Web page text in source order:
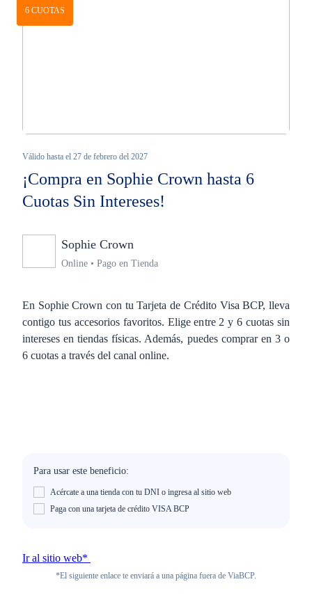
6 CUOTAS
Válido hasta el 27 de febrero del 2027
¡Compra en Sophie Crown hasta 6
Cuotas Sin Intereses!
Sophie Crown
Online • Pago en Tienda
En Sophie Crown con tu Tarjeta de Crédito Visa BCP, lleva
contigo tus accesorios favoritos. Elige entre 2 y 6 cuotas sin
intereses en tiendas físicas. Además, puedes comprar en 3 o
6 cuotas a través del canal online.
Para usar este beneficio:
Acércate a una tienda con tu DNI o ingresa al sitio web
Paga con una tarjeta de crédito VISA BCP
Ir al sitio web*
*El siguiente enlace te enviará a una página fuera de ViaBCP.